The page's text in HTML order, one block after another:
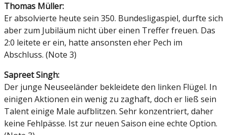
Thomas Müller:
Er absolvierte heute sein 350. Bundesligaspiel, durfte sich
aber zum Jubiläum nicht über einen Treffer freuen. Das
2:0 leitete er ein, hatte ansonsten eher Pech im
Abschluss. (Note 3)
Sapreet Singh:
Der junge Neuseeländer bekleidete den linken Flügel. In
einigen Aktionen ein wenig zu zaghaft, doch er ließ sein
Talent einige Male aufblitzen. Sehr konzentriert, daher
keine Fehlpässe. Ist zur neuen Saison eine echte Option.